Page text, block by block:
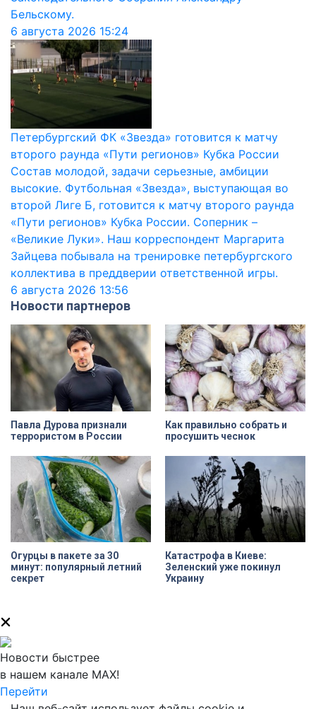
Бельскому.
6 августа 2026 15:24
Петербургский ФК «Звезда» готовится к матчу
второго раунда «Пути регионов» Кубка России
Состав молодой, задачи серьезные, амбиции
высокие. Футбольная «Звезда», выступающая во
второй Лиге Б, готовится к матчу второго раунда
«Пути регионов» Кубка России. Соперник –
«Великие Луки». Наш корреспондент Маргарита
Зайцева побывала на тренировке петербургского
коллектива в преддверии ответственной игры.
6 августа 2026 13:56
Новости партнеров
Павла Дурова признали
террористом в России
Как правильно собрать и
просушить чеснок
Огурцы в пакете за 30
минут: популярный летний
секрет
Катастрофа в Киеве:
Зеленский уже покинул
Украину
Новости быстрее
в нашем канале MAX!
Перейти